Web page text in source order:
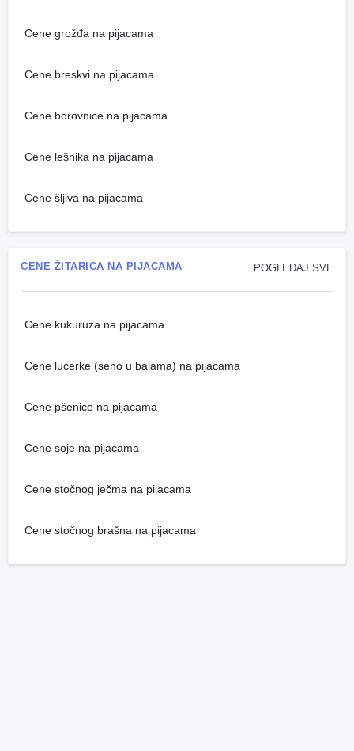
Cene grožđa na pijacama
Cene breskvi na pijacama
Cene borovnice na pijacama
Cene lešnika na pijacama
Cene šljiva na pijacama
POGLEDAJ SVE
CENE ŽITARICA NA PIJACAMA
Cene kukuruza na pijacama
Cene lucerke (seno u balama) na pijacama
Cene pšenice na pijacama
Cene soje na pijacama
Cene stočnog ječma na pijacama
Cene stočnog brašna na pijacama